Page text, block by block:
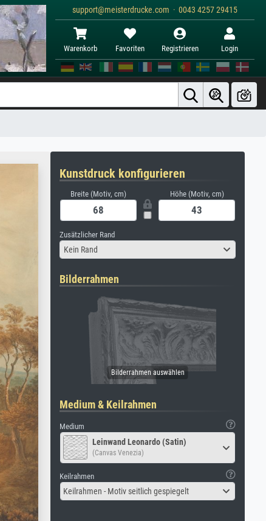
support@meisterdrucke.com · 0043 4257 29415
Warenkorb Favoriten Registrieren Login
Kunstdruck konfigurieren
Breite (Motiv, cm) Höhe (Motiv, cm)
Zusätzlicher Rand
Kein Rand
Bilderrahmen
Medium & Keilrahmen
Medium
Leinwand Leonardo (Satin)
(Canvas Venezia)
Keilrahmen
Keilrahmen - Motiv seitlich gespiegelt